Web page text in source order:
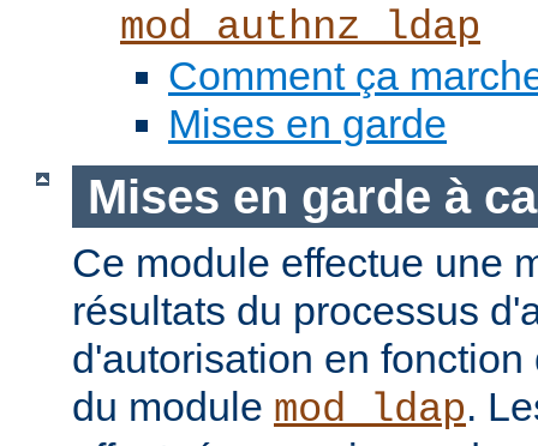
mod_authnz_ldap
Comment ça
Mises en garde
Mises en garde à
Ce module effectue une
résultats du processus
d'autorisation en
du module mod_ldap.